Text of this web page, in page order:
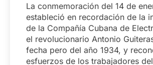
La conmemoración del 14 de
estableció en recordación de la
de la Compañía Cubana de
el revolucionario Antonio
fecha pero del año 1934, y
esfuerzos de los trabajadores